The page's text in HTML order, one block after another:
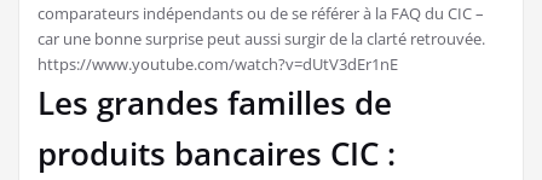
comparateurs indépendants ou de se référer à la FAQ du CIC –
car une bonne surprise peut aussi surgir de la clarté retrouvée.
https://www.youtube.com/watch?v=dUtV3dEr1nE
Les grandes familles de
produits bancaires CIC :